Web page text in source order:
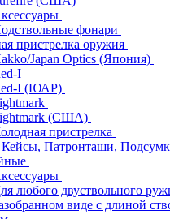
фонари
пристрелка оружия
Japan Optics (Япония)
I
I (ЮАР)
(США)
пристрелка
Патронташи,
любого двуствольного
виде с длиной